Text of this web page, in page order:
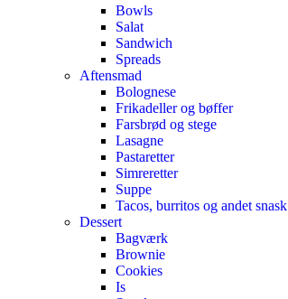
Bowls
Salat
Sandwich
Spreads
Aftensmad
Bolognese
Frikadeller og bøffer
Farsbrød og stege
Lasagne
Pastaretter
Simreretter
Suppe
Tacos, burritos og andet snask
Dessert
Bagværk
Brownie
Cookies
Is